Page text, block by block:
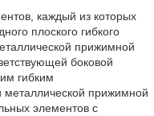
каждый из которых
плоского гибкого
прижимной
боковой
гибким
металлической прижимной
элементов с